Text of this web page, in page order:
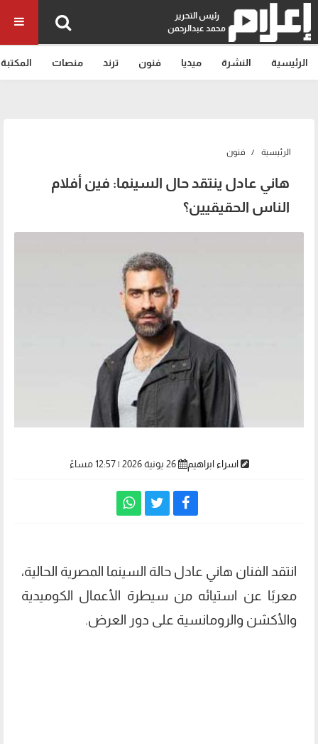
رئيس التحرير
محمد عبدالرحمن
الرئيسية النشرة ميديا فنون ترند منصات المكتبة
الرئيسية فنون
هاني عادل ينتقد حال السينما: فين أفلام
الناس الحقيقيين؟
اسراء ابراهيم 26 يونية 2026 | 12:57 مساءً
انتقد الفنان هاني عادل حالة السينما المصرية الحالية،
معربًا عن استيائه من سيطرة الأعمال الكوميدية
والأكشن والرومانسية على دور العرض.